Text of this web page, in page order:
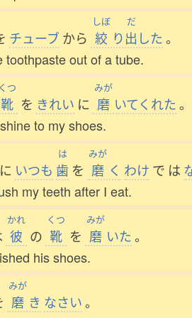
チューブ から
しぼ
絞 り
だ
出 した。
toothpaste out of a tube.
くつ
靴 を きれい に
みが
磨 いてくれた。
to my shoes.
に いつも
は
歯 を
みが
磨 く わけ で は
my teeth after I eat.
かれ
彼 の
くつ
靴 を
みが
磨 いた。
his shoes.
みが
磨 き なさい。